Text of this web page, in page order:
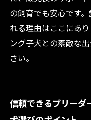
の飼育でも安心です
れる理由はここにあ
ング子犬との素敵な
さい。
信頼できるブリーダ